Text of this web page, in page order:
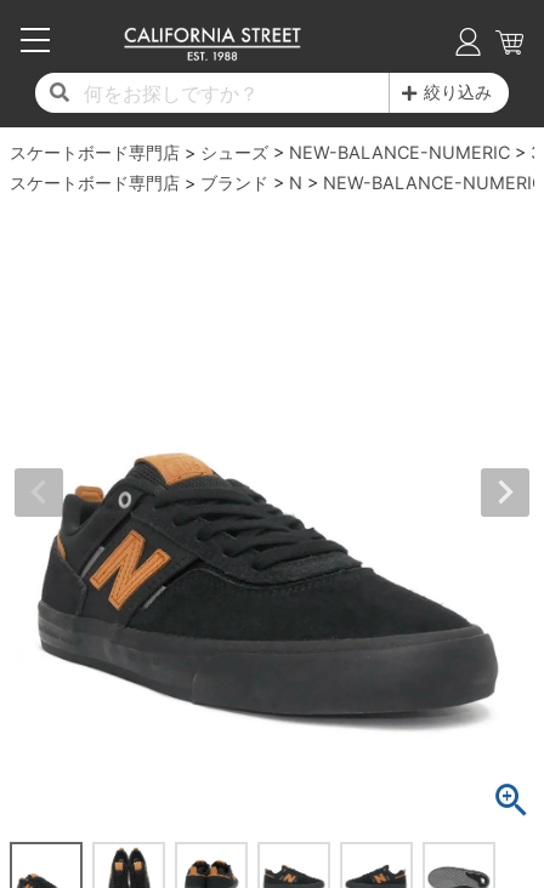
絞り込み
スケートボード専門店 シューズ NEW-BALANCE-NUMERIC
スケートボード専門店
ブランド N NEW-BALANCE-NUMERIC
17時までのご注文は当日発送！
11,000円以上で送料無料！
毎月1日はポイント5倍！10日と20日は3倍！
17時までのご注文は当日発送！
11,000円以上で送料無料！
毎月1日はポイント5倍！10日と20日は3倍！
子供用デッキ
7.0inch以下
7.7inch
7.8inch
7.9inch
8.0inch
17時までのご注文は当日発送！
11,000円以上で送料無料！
毎月1日はポイント5倍！10日と20日は3倍！
7.0inch以下
7.2inch
7.8inch
7.9inch
8.0inch
8.1inch
17時までのご注文は当日発送！
11,000円以上で送料無料！
毎月1日はポイント5倍！10日と20日は3倍！
50mm
51mm
56mm
57mm
58mm
59mm
ボーンズ XF（エックスフォーミュラ）
ボーンズ STF（エスティーエフ）
パウエルペラルタ DF（ドラゴンフォーミュ
ラ）
ソフトウィール（クルーザー）
ベアリング
デッキテープ
ボルト
パーツ・その他
足回りセット（トラック・ウィールセット）
練習用アイテム（初心者におすすめ）
17時までのご注文は当日発送！
11,000円以上で送料無料！
毎月1日はポイント5倍！10日と20日は3倍！
20cm
21cm
24cm
24.5cm
25cm
25.5cm
シューレース・その他
17時までのご注文は当日発送！
11,000円以上で送料無料！
毎月1日はポイント5倍！10日と20日は3倍！
トレーナー・セーター
パンツ
ショーツ
長袖ボタンシャツ
7分袖シャツ・ラグラン
キャップ
17時までのご注文は当日発送！
11,000円以上で送料無料！
毎月1日はポイント5倍！10日と20日は3倍！
17時までのご注文は当日発送！
11,000円以上で送料無料！
毎月1日はポイント5倍！10日と20日は3倍！
ブランド紹介
INFO
スケートパーク情報
17時までのご注文は当日発送！
11,000円以上で送料無料！
毎月1日はポイント5倍！10日と20日は3倍！
プライバシーポリシー
特定商取引法に基づく表記